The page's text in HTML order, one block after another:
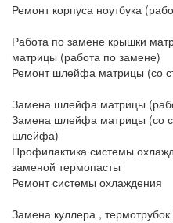
Ремонт корпуса ноутбука
Работа по замене крышки
матрицы (работа по замене)
Ремонт шлейфа матрицы (со
Замена шлейфа матрицы
Замена шлейфа матрицы (со
шлейфа)
Профилактика системы
заменой термопасты
Ремонт системы охлаждения
Замена куллера ,